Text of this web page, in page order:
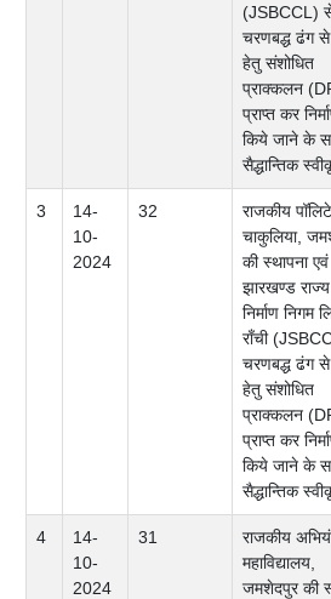
(JSBCCL)
चरणबद्ध ढंग से
हेतु संशोधित
प्राक्कलन
प्राप्त कर
किये जाने के
सैद्धान्तिक
3
14-
10-
2024
32
राजकीय
चाकुलिया,
की स्थापना एवं
झारखण्ड
निर्माण निगम
राँची
चरणबद्ध ढंग से
हेतु संशोधित
प्राक्कलन
प्राप्त कर
किये जाने के
सैद्धान्तिक
4
14-
10-
2024
31
राजकीय
महाविद्यालय,
जमशेदपुर की